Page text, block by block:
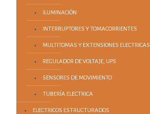
ILUMINACIÓN
INTERRUPTORES Y TOMACORRIENTES
MULTITOMAS Y EXTENSIONES ELECTRICAS
REGULADOR DE VOLTAJE, UPS
SENSORES DE MOVIMIENTO
TUBERÍA ELECTRICA
ELECTRICOS ESTRUCTURADOS